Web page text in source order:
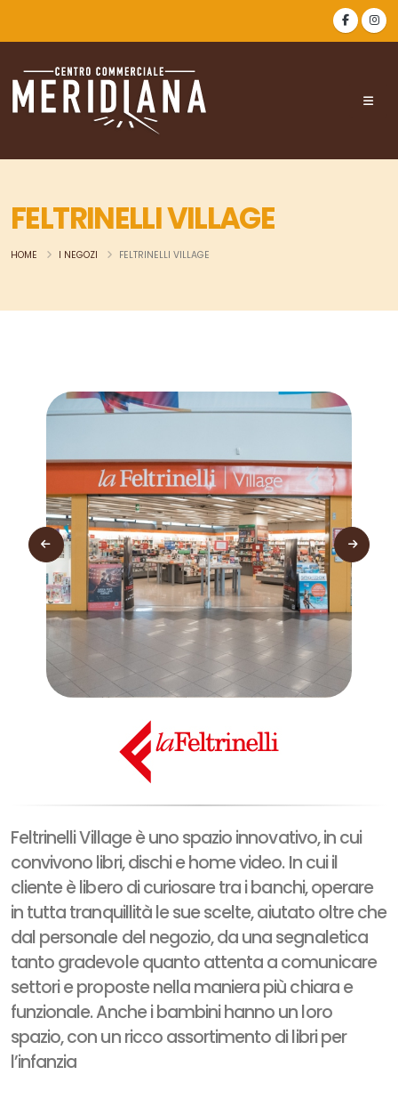
FELTRINELLI VILLAGE
HOME I NEGOZI FELTRINELLI VILLAGE
Feltrinelli Village è uno spazio innovativo, in cui
convivono libri, dischi e home video. In cui il
cliente è libero di curiosare tra i banchi, operare
in tutta tranquillità le sue scelte, aiutato oltre che
dal personale del negozio, da una segnaletica
tanto gradevole quanto attenta a comunicare
settori e proposte nella maniera più chiara e
funzionale. Anche i bambini hanno un loro
spazio, con un ricco assortimento di libri per
l’infanzia